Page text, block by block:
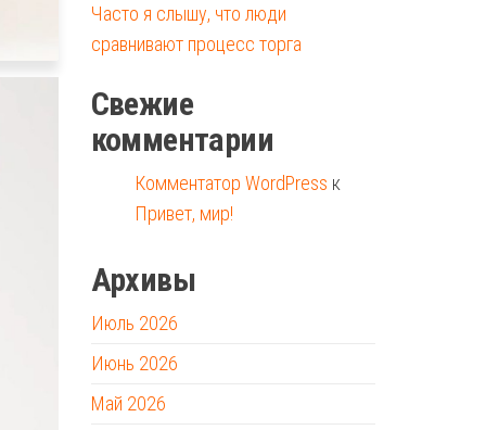
Часто я слышу, что люди
сравнивают процесс торга
Свежие
комментарии
Комментатор WordPress к
Привет, мир!
Архивы
Июль 2026
Июнь 2026
Май 2026